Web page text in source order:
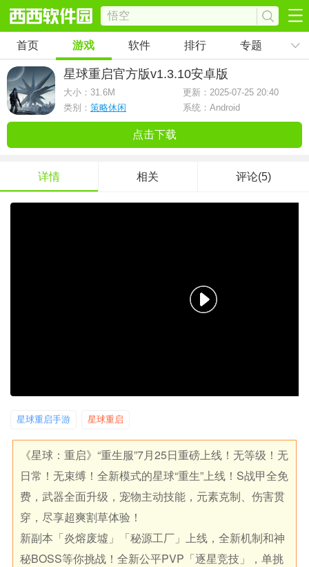
首页 游戏 软件 排行 专题
星球重启官方版v1.3.10安卓版
大小： 31.6M
更新：2025-07-25 20:40
类别： 策略休闲 系统：Android
点击下载
详情 相关 评论(5)
星球重启手游 星球重启
《星球：重启》“重生服”7月25日重磅上线！无等级！无
日常！无束缚！全新模式的星球“重生”上线！S战甲全免
费，武器全面升级，宠物主动技能，元素克制、伤害贯
穿，尽享超爽割草体验！
新副本「炎熔废墟」「秘源工厂」上线，全新机制和神
秘BOSS等你挑战！全新公平PVP「逐星竞技」，单挑